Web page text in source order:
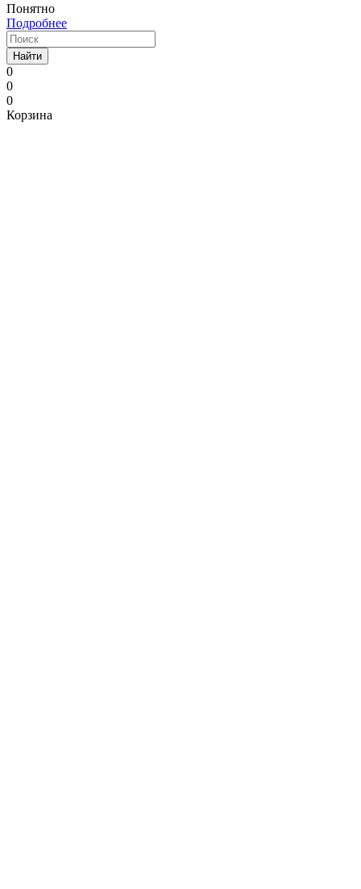
Понятно
Подробнее
Найти
0
0
0
Корзина